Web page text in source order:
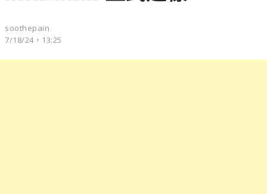
soothepain
7/18/24，13:25